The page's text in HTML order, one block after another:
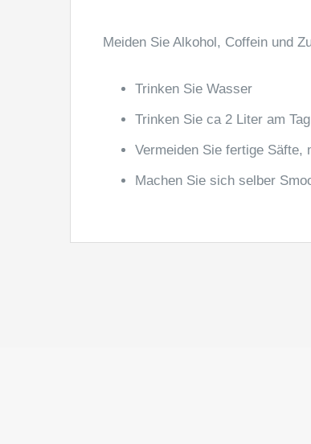
Meiden Sie Alkohol, Coffein und
Trinken Sie Wasser
Trinken Sie ca 2 Liter am Tag
Vermeiden Sie fertige
Machen Sie sich selber